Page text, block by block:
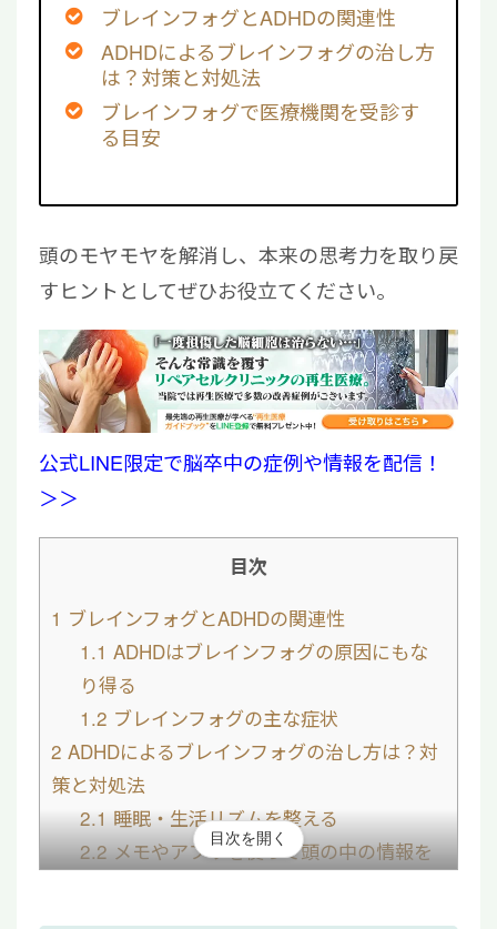
ブレインフォグとADHDの関連性
ADHDによるブレインフォグの治し方
は？対策と対処法
ブレインフォグで医療機関を受診す
る目安
頭のモヤモヤを解消し、本来の思考力を取り戻
すヒントとしてぜひお役立てください。
公式LINE限定で脳卒中の症例や情報を配信！
＞＞
目次
1 ブレインフォグとADHDの関連性
1.1 ADHDはブレインフォグの原因にもな
り得る
1.2 ブレインフォグの主な症状
2 ADHDによるブレインフォグの治し方は？対
策と対処法
2.1睡眠・生活リズムを整える
2.2メモやアプリを使って頭の中の情報を
目次を開く